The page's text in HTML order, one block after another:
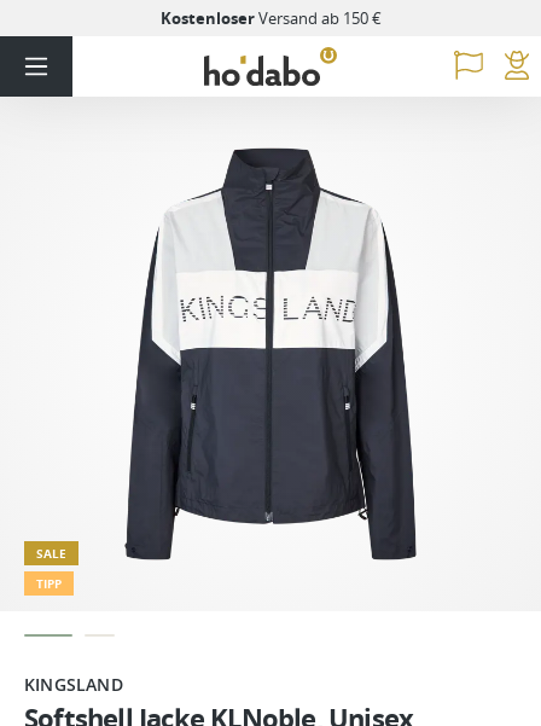
KostenloserVersand ab 150 €
SALE
TIPP
KINGSLAND
Softshell Jacke KLNoble, Unisex